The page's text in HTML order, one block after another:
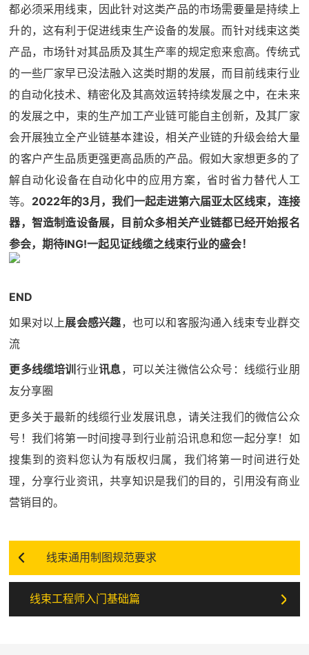
都必须采用线束，因此针对这类产品的市场需要量是持续上
升的，这有利于促进线束生产设备的发展。而针对线束这类
产品，市场针对其品质及其生产率的规定愈来愈高。传统式
的一些厂家早已没法融入这类时期的发展，而目前线束行业
的自动化技术、精密化及其高效运转持续发展之中，在未来
的发展之中，束的生产加工产业链可能自主创新，及其厂家
会开展独立全产业链基本建设，相关产业链的升级会给大量
的客户产生品质更强更高品质的产品。假如大家想更多的了
解自动化设备在自动化中的应用方案，省时省力替代人工
等。 2022年的3月，我们一起走进第六届亚太区线束，连接
器，智造制造设备展，目前众多相关产业链都已经开始报名
参会，期待ING!一起见证线缆之线束行业的盛会！
END
如果对以上展会感兴趣，也可以和客服沟通入线束专业群交
流
更多线缆培训 行业讯息，可以关注微信公众号：线缆行业朋
友分享圈
更多关于最新的线缆行业发展讯息，请关注我们的微信公众
号！我们将第一时间搜寻到行业前沿讯息和您一起分享！如
搜集到的资料您认为有版权归属，我们将第一时间进行处
理，分享行业资讯，共享知识是我们的目的，引用没有商业
营销目的。
线束通用制图规范要求
线束工程师入门基础篇